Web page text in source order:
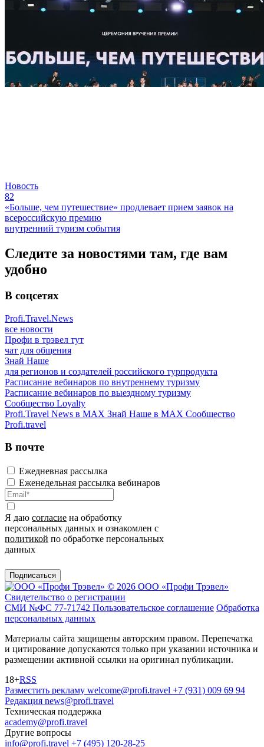
Новость
82
«Больше, чем путешествие» продлевает прием заявок на
всероссийскую премию
внутренний туризм события
Следите за новостями там, где вам
удобно
В соцсетях
Profi.Travel.News
все новости
Профи в трэвел тут
чат для общения
Знай Наше
для регионов и создателей российского турпродукта
Расписание вебинаров по внутреннему туризму
Расписание вебинаров по выездному туризму
Сообщество Loyalty
Profi.Travel News в MAX Знай Наше в MAX Сообщество
Profi.travel
В почте
Ежедневная рассылка
Еженедельная рассылка вебинаров
Я даю согласие на обработку
персональных данных и ознакомлен с
политикой по обработке персональных
данных
Подписаться
© 2026 ООО «Профи Трэвeл»
Свидетельство о регистрации
СМИ №ФС 77-71742 Пользовательское соглашение Обработка
персональных данных
Материалы сайта защищены авторским правом. Перепечатка
и цитирование допускаются только при указании источника и
размещении активной ссылки на оригинал публикации.
18+RSS
Разместить рекламу welcome@profi.travel +7 (931) 009 69 94
Редакция news@profi.travel
Техническая поддержка
academy@profi.travel
Другие вопросы
info@profi.travel +7 (495) 120-28-25